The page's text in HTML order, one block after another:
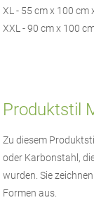
XL - 55 cm x 100 cm
XXL - 90 cm x 100
Produktstil
Zu diesem
oder Karbonstahl,
wurden. Sie
Formen aus.